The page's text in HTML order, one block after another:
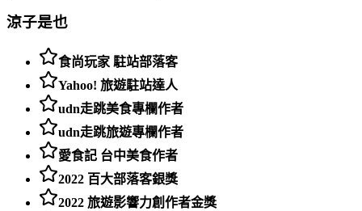
涼子是也
食尚玩家 駐站部落客
Yahoo! 旅遊駐站達人
udn走跳美食專欄作者
udn走跳旅遊專欄作者
愛食記 台中美食作者
2022 百大部落客銀獎
2022 旅遊影響力創作者金獎